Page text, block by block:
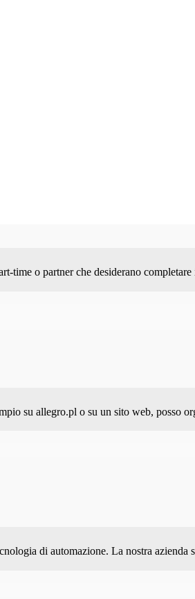
time o partner che desiderano
su allegro.pl o su un sito web, posso
di automazione. La nostra